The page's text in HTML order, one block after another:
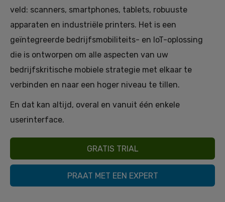
veld: scanners, smartphones, tablets, robuuste
apparaten en industriële printers. Het is een
geïntegreerde bedrijfsmobiliteits- en IoT-oplossing
die is ontworpen om alle aspecten van uw
bedrijfskritische mobiele strategie met elkaar te
verbinden en naar een hoger niveau te tillen.
En dat kan altijd, overal en vanuit één enkele
userinterface.
GRATIS TRIAL
PRAAT MET EEN EXPERT